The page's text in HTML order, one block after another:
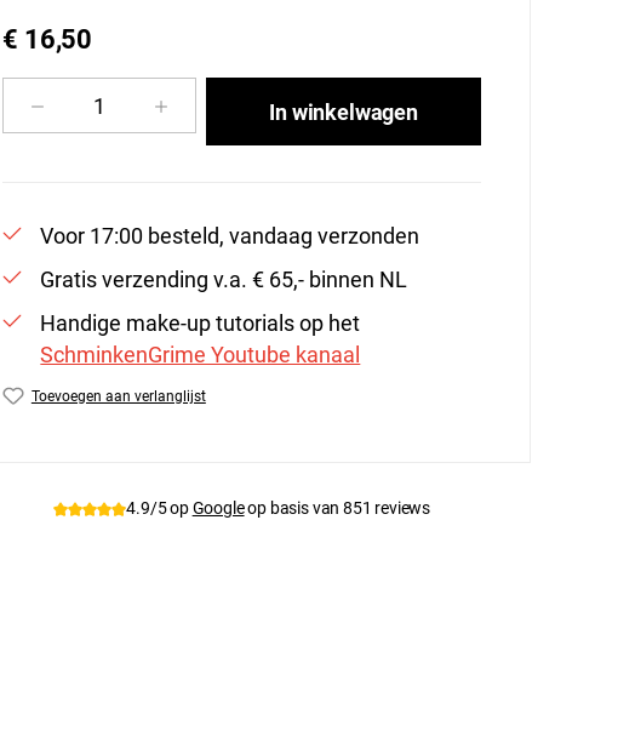
€ 16,50
Producthoeveelheid: Voer de gewenste
In winkelwagen
Voor 17:00 besteld, vandaag verzonden
Gratis verzending v.a. € 65,- binnen NL
Handige make-up tutorials op het
SchminkenGrime Youtube kanaal
Toevoegen aan verlanglijst
4.9/5 opGoogleop basis van 851 reviews